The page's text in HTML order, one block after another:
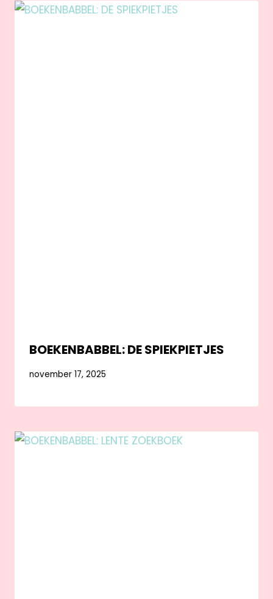
BOEKENBABBEL: DE SPIEKPIETJES
november 17, 2025